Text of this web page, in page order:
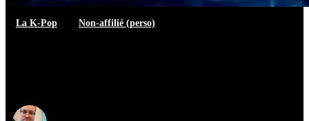
La K-Pop Non-affilié (perso)